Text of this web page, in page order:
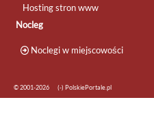
Hosting stron www
Nocleg
Noclegi w miejscowości
© 2001-2026 (-) PolskiePortale.pl